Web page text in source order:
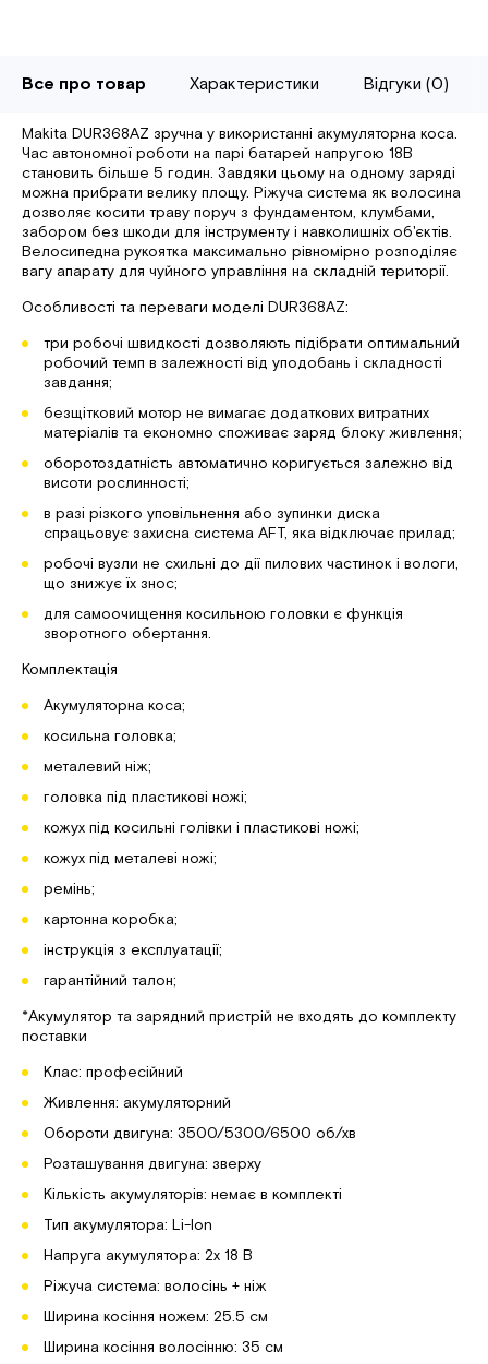
Все про товар Характеристики Відгуки (0)
Makita DUR368AZ зручна у використанні акумуляторна коса.
Час автономної роботи на парі батарей напругою 18В
становить більше 5 годин. Завдяки цьому на одному заряді
можна прибрати велику площу. Ріжуча система як волосина
дозволяє косити траву поруч з фундаментом, клумбами,
забором без шкоди для інструменту і навколишніх об'єктів.
Велосипедна рукоятка максимально рівномірно розподіляє
вагу апарату для чуйного управління на складній території.
Особливості та переваги моделі DUR368AZ:
три робочі швидкості дозволяють підібрати оптимальний
робочий темп в залежності від уподобань і складності
завдання;
безщітковий мотор не вимагає додаткових витратних
матеріалів та економно споживає заряд блоку живлення;
оборотоздатність автоматично коригується залежно від
висоти рослинності;
в разі різкого уповільнення або зупинки диска
спрацьовує захисна система AFT, яка відключає прилад;
робочі вузли не схильні до дії пилових частинок і вологи,
що знижує їх знос;
для самоочищення косильною головки є функція
зворотного обертання.
Комплектація
Акумуляторна коса;
косильна головка;
металевий ніж;
головка під пластикові ножі;
кожух під косильні голівки і пластикові ножі;
кожух під металеві ножі;
ремінь;
картонна коробка;
інструкція з експлуатації;
гарантійний талон;
*Акумулятор та зарядний пристрій не входять до комплекту
поставки
Клас: професійний
Живлення: акумуляторний
Обороти двигуна: 3500/5300/6500 об/хв
Розташування двигуна: зверху
Кількість акумуляторів: немає в комплекті
Тип акумулятора: Li-Ion
Напруга акумулятора: 2х 18 В
Ріжуча система: волосінь + ніж
Ширина косіння ножем: 25.5 см
Ширина косіння волосінню: 35 см